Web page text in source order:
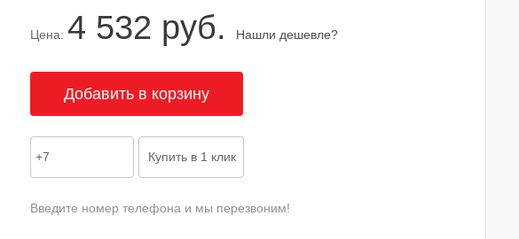
Цена: 4 532 руб. Нашли дешевле?
Введите номер телефона и мы перезвоним!